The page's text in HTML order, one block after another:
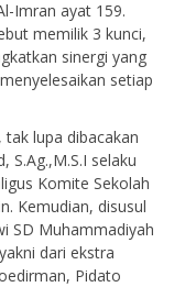
Imran ayat 159.
memilik 3 kunci,
sinergi yang
setiap
lupa dibacakan
S.Ag.,M.S.I selaku
Komite Sekolah
Kemudian, disusul
SD Muhammadiyah
dari ekstra
Pidato